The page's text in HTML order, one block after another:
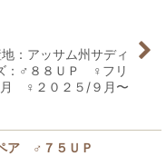
：アッサム州サディ
：♂８８ＵＰ ♀フリ
月 ♀２０２５/９月〜
ア ♂７５ＵＰ